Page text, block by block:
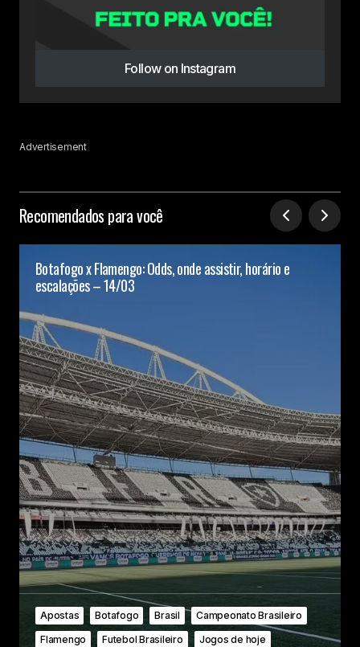
Follow on Instagram
Advertisement
Recomendados para você
Botafogo x Flamengo: Odds, onde assistir, horário e
escalações – 14/03
Apostas Botafogo Brasil
Campeonato Brasileiro
Flamengo
Futebol Brasileiro Jogos de hoje